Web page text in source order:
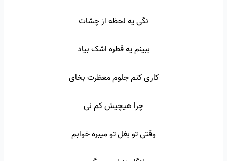
نگی یه لحظه از چشات
ببینم یه قطره اشک بیاد
کاری کنم جلوم معظرت بخای
چرا هیچیش کم نی
وقتی تو بغل تو میبره خوابم